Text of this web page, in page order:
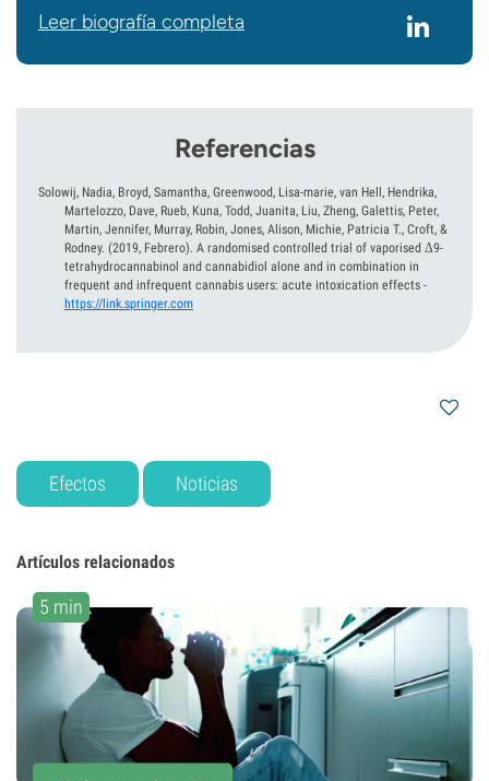
Leer biografía completa
Referencias
Solowij, Nadia, Broyd, Samantha, Greenwood, Lisa-marie, van Hell, Hendrika,
Martelozzo, Dave, Rueb, Kuna, Todd, Juanita, Liu, Zheng, Galettis, Peter,
Martin, Jennifer, Murray, Robin, Jones, Alison, Michie, Patricia T., Croft, &
Rodney. (2019, Febrero). A randomised controlled trial of vaporised Δ9-
tetrahydrocannabinol and cannabidiol alone and in combination in
frequent and infrequent cannabis users: acute intoxication effects -
https://link.springer.com
Efectos Noticias
Artículos relacionados
5 min